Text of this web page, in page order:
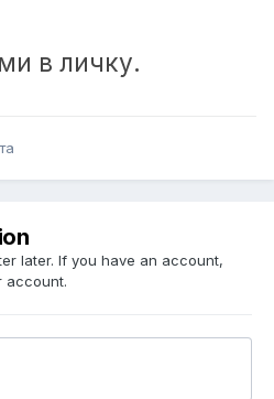
в личку.
later. If you have an account,
account.